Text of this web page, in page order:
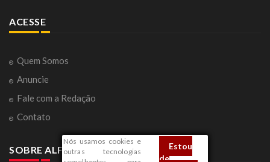
Nós usamos cookies e
outras tecnologias
Estou
de
ACESSE
Quem Somos
Anuncie
Fale com a Redação
Contato
SOBRE ALFENAS